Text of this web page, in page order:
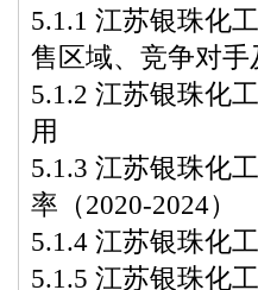
5.1.1 江苏银珠化
售区域、竞争对手
5.1.2 江苏银珠化
用
5.1.3 江苏银珠化
率（2020-2024）
5.1.4 江苏银珠化
5.1.5 江苏银珠化